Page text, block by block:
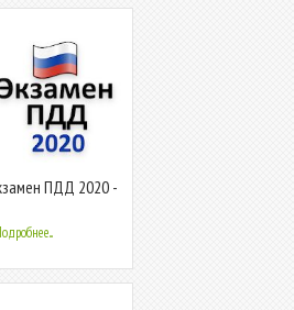
ПДД 2020 -
ПДД от